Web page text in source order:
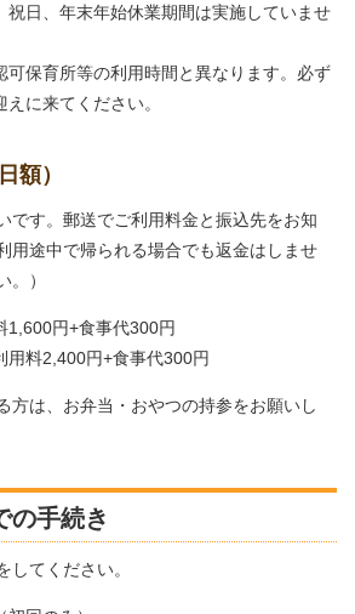
祝日、年末年始休業期間は実施していませ
可保育所等の利用時間と異なります。必ず
に来てください。
額）
です。郵送でご利用料金と振込先をお知
用途中で帰られる場合でも返金はしませ
。）
1,600円+食事代300円
用料2,400円+食事代300円
方は、お弁当・おやつの持参をお願いし
の手続き
してください。